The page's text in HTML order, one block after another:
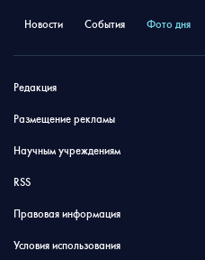
Новости События Фото дня
Редакция
Размещение рекламы
Научным учреждениям
RSS
Правовая информация
Условия использования